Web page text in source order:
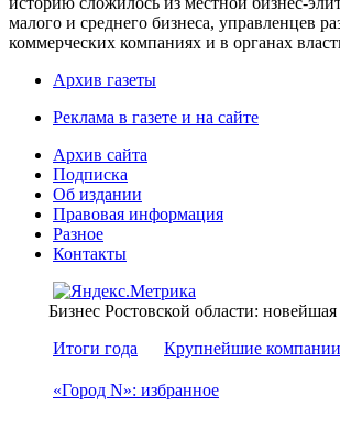
малого и среднего бизнеса, управленцев
коммерческих компаниях и в органах
Архив газеты
Реклама в газете и на сайте
Архив сайта
Подписка
Об издании
Правовая информация
Разное
Контакты
Бизнес Ростовской области:
Итоги года
Крупнейшие компании
«Город N»: избранное